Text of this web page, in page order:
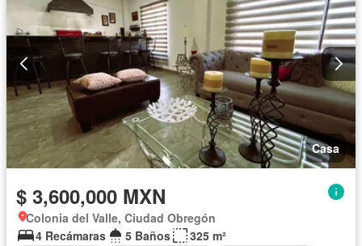
Casa
$ 3,600,000 MXN
Colonia del Valle, Ciudad Obregón
4 Recámaras
5 Baños
325 m²